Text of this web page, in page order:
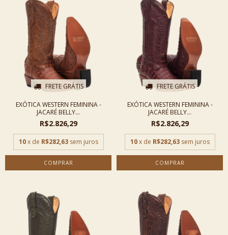
FRETE GRÁTIS
EXÓTICA WESTERN FEMININA -
JACARÉ BELLY...
R$2.826,29
10 x de R$282,63 sem juros
COMPRAR
FRETE GRÁTIS
EXÓTICA WESTERN FEMININA -
JACARÉ BELLY...
R$2.826,29
10 x de R$282,63 sem juros
COMPRAR